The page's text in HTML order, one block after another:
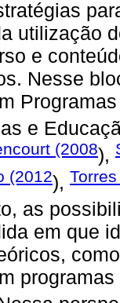
utilização
e
Nesse
e
(2008),
(2012),
as
em que